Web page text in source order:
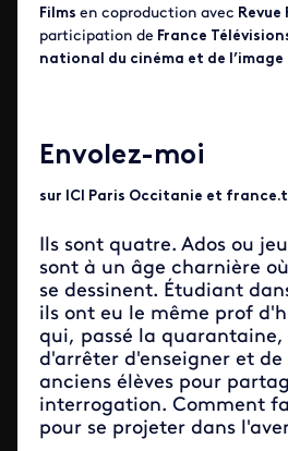
Films en coproduction avec Revue
participation de France
national du cinéma et de l’image
Envolez-moi
sur ICI Paris Occitanie et
Ils sont quatre. Ados ou
sont à un âge charnière
se dessinent. Étudiant
ils ont eu le même prof
qui, passé la quarantaine,
d'arrêter d'enseigner et de
anciens élèves pour
interrogation. Comment
pour se projeter dans